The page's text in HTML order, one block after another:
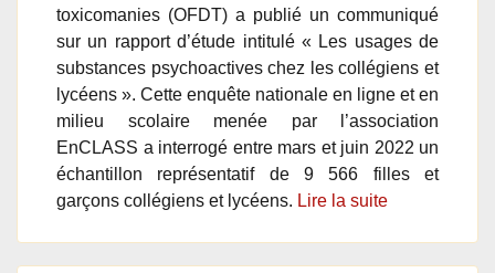
toxicomanies (OFDT) a publié un communiqué
sur un rapport d’étude intitulé « Les usages de
substances psychoactives chez les collégiens et
lycéens ». Cette enquête nationale en ligne et en
milieu scolaire menée par l’association
EnCLASS a interrogé entre mars et juin 2022 un
échantillon représentatif de 9 566 filles et
garçons collégiens et lycéens. Lire la suite